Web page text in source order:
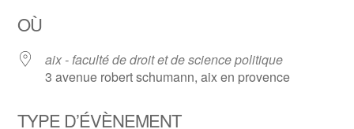
OÙ
aix - faculté de droit et de science politique
3 avenue robert schumann, aix en provence
TYPE D’ÉVÈNEMENT